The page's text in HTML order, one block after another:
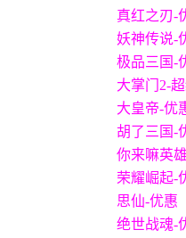
真红之刃-
妖神传说-
极品三国-
大掌门2-
大皇帝-优
胡了三国-
你来嘛英
荣耀崛起-
思仙-优惠
绝世战魂-